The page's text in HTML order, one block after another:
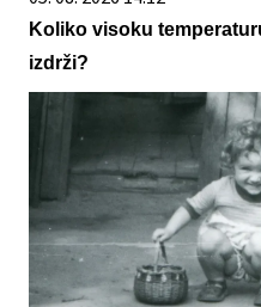
Koliko visoku
izdrži?